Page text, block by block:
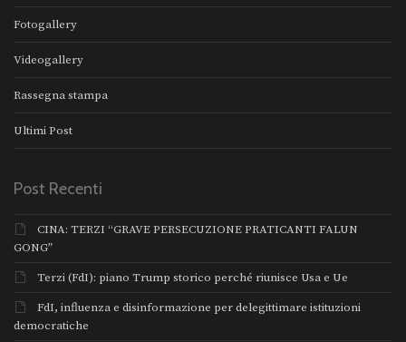
Fotogallery
Videogallery
Rassegna stampa
Ultimi Post
Post Recenti
CINA: TERZI “GRAVE PERSECUZIONE PRATICANTI FALUN
GONG”
Terzi (FdI): piano Trump storico perché riunisce Usa e Ue
FdI, influenza e disinformazione per delegittimare istituzioni
democratiche